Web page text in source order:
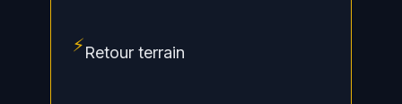
⚡Retour terrain